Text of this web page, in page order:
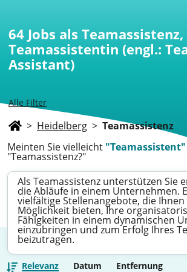
Alle Filter
64 Jobs als Teamassistenz,
Teamassistentin (engl.:
Assistant)
> Heidelberg > Teamassistenz
Meinten Sie vielleicht "Teamassistent"
"Teamassistenz?"
Als Teamassistenz unterstützen Sie
die Abläufe in einem Unternehmen.
vielfältige Stellenangebote, die Ihnen
Möglichkeit bieten, Ihre
Fähigkeiten in einem dynamischen
einzubringen und zum Erfolg Ihres
beizutragen.
Relevanz Datum Entfernung